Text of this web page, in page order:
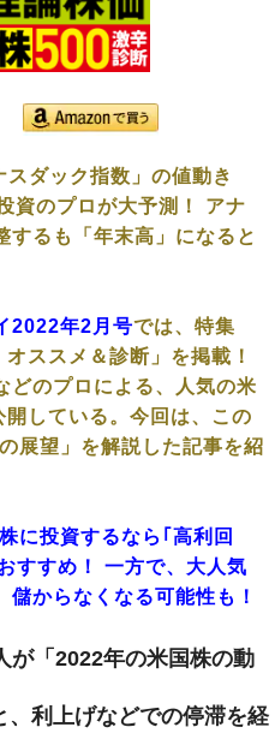
ダック指数」の値動き
資のプロが大予測！ アナ
するも「年末高」になると
2022年2月号では、特集
ススメ＆診断」を掲載！
どのプロによる、人気の米
している。今回は、この
展望」を解説した記事を紹
に投資するなら｢高利回
すすめ！ 一方で、大人気
からなくなる可能性も！
が「2022年の米国株の動
、利上げなどでの停滞を経